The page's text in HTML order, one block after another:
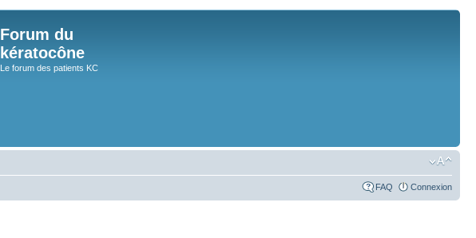
Forum du
kératocône
Le forum des patients KC
FAQ Connexion